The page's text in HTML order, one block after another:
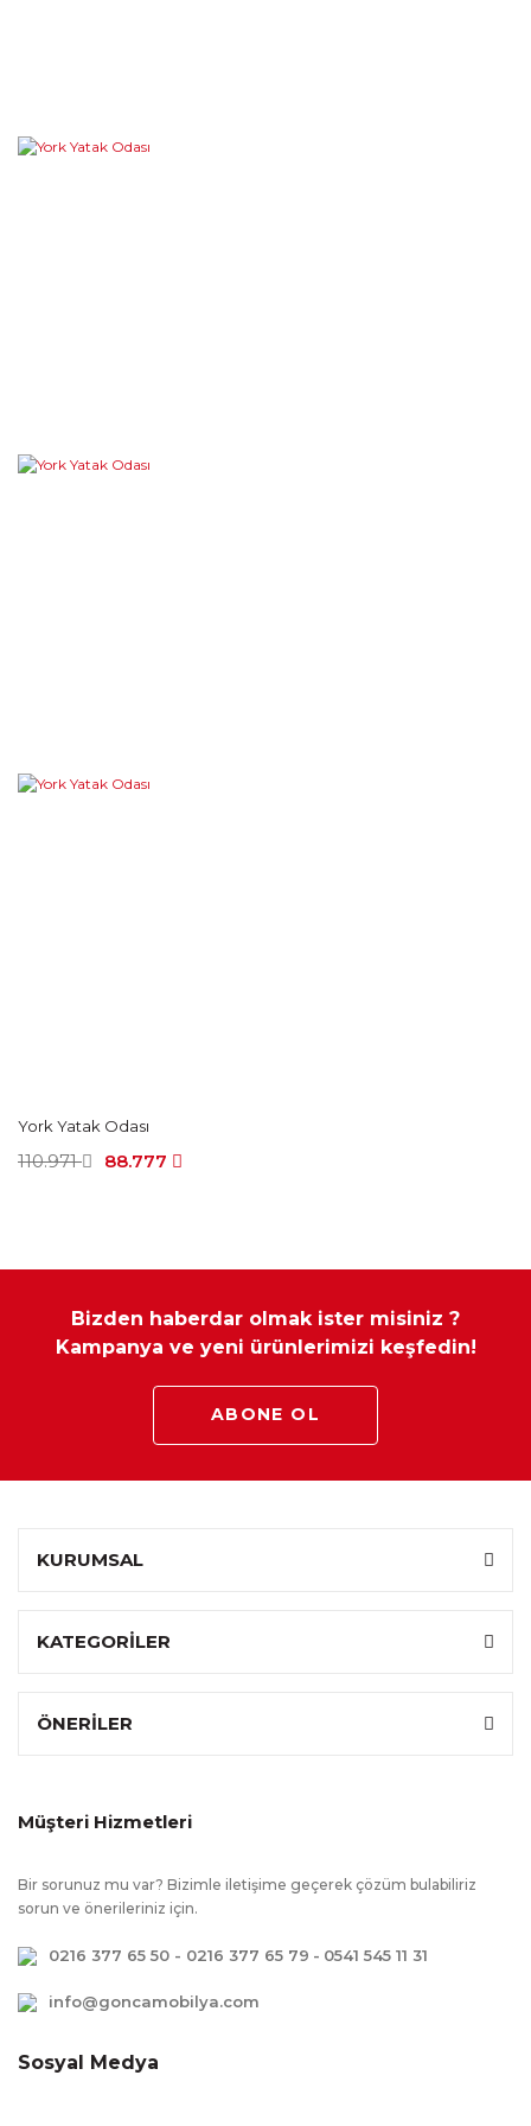
York Yatak Odası
110.971 88.777
Bizden haberdar olmak ister misiniz ?
Kampanya ve yeni ürünlerimizi keşfedin!
ABONE OL
KURUMSAL
KATEGORİLER
ÖNERİLER
Müşteri Hizmetleri
Bir sorunuz mu var? Bizimle iletişime geçerek çözüm bulabiliriz
sorun ve önerileriniz için.
0216 377 65 50 - 0216 377 65 79 - 0541 545 11 31
info@goncamobilya.com
Sosyal Medya